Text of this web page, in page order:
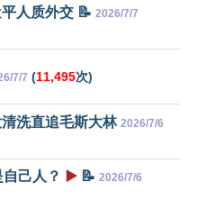
人质外交 📝 2026/7/7
7/7 (11,495次)
洗直追毛斯大林 2026/7/6
己人？ ▶️ 📝 2026/7/6